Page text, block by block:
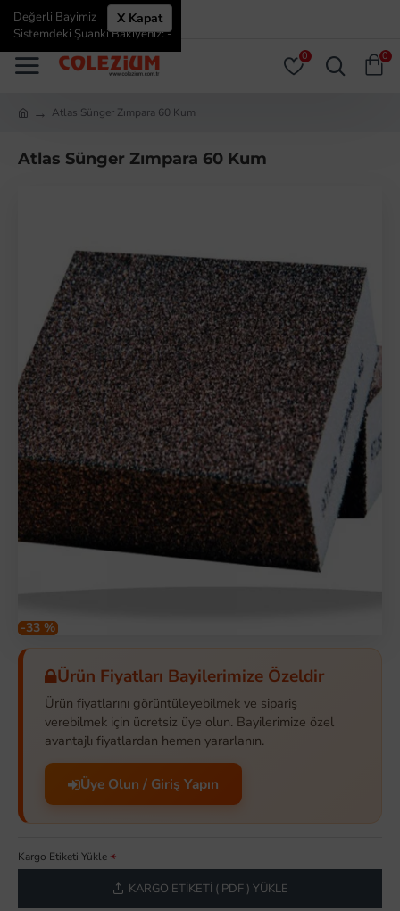
ÜYE GIRIŞI ÜYE OL
0 0
X Kapat
Değerli Bayimiz
Sistemdeki Şuanki Bakiyeniz: -
Atlas Sünger Zımpara 60 Kum
Atlas Sünger Zımpara 60 Kum
-33 %
Ürün Fiyatları Bayilerimize Özeldir
Ürün fiyatlarını görüntüleyebilmek ve sipariş
verebilmek için ücretsiz üye olun. Bayilerimize özel
avantajlı fiyatlardan hemen yararlanın.
Üye Olun / Giriş Yapın
Kargo Etiketi Yükle
KARGO ETIKETI ( PDF ) YÜKLE